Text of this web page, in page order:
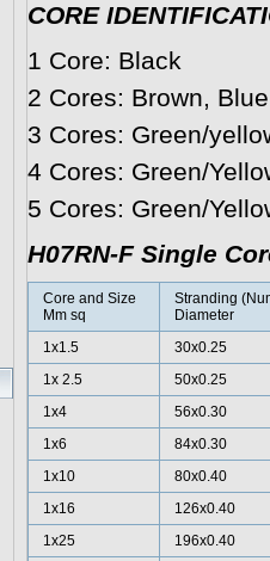
CORE
1 Core: Black
2 Cores: Brown, Blue
3 Cores: Green/
4 Cores: Green/
5 Cores: Green/
H07RN-F Single
Core and Size
Mm sq
Stranding
Diameter
1x1.5
30x0.25
1x 2.5
50x0.25
1x4
56x0.30
1x6
84x0.30
1x10
80x0.40
1x16
126x0.40
1x25
196x0.40